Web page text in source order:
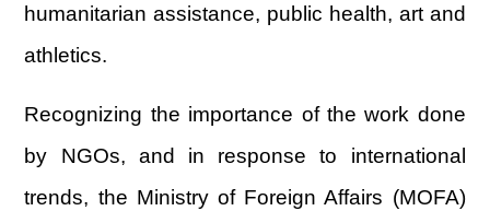
humanitarian assistance, public health, art and
athletics.
Recognizing the importance of the work done
by NGOs, and in response to international
trends, the Ministry of Foreign Affairs (MOFA)